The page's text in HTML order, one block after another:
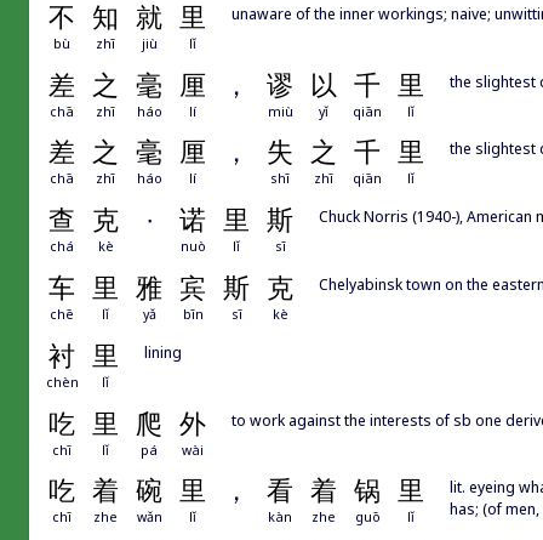
不 知 就 里
bù zhī jiù lǐ
unaware of the inner workings; naive;
差 之 毫 厘 ， 谬 以 千 里
chā zhī háo lí miù yǐ qiān lǐ
the slightest
差 之 毫 厘 ， 失 之 千 里
chā zhī háo lí shī zhī qiān lǐ
the slightest
查 克 · 诺 里 斯
chá kè nuò lǐ sī
Chuck Norris (1940-),
车 里 雅 宾 斯 克
chē lǐ yǎ bīn sī kè
Chelyabinsk town on the
衬 里
chèn lǐ
lining
吃 里 爬 外
chī lǐ pá wài
to work against the interests of sb one
吃 着 碗 里 ， 看 着 锅 里
chī zhe wǎn lǐ kàn zhe guō lǐ
lit. eyeing
has; (of